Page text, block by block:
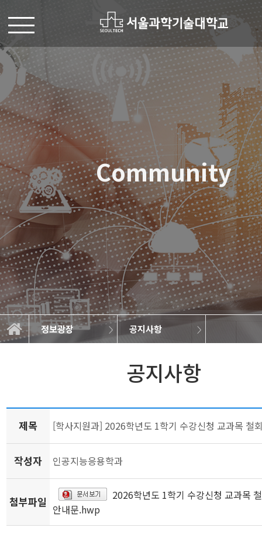
Community
정보광장 공지사항
학과소개
교과과정
학사정보
대학원
정보광장
공지사항
학과규정
취업정보
학과뉴스
갤러리
공지사항
제목 [학사지원과] 2026학년도 1학기 수강신청 교과목 철
작성자 인공지능응용학과
첨부파일
2026학년도 1학기 수강신청 교과목
안내문.hwp